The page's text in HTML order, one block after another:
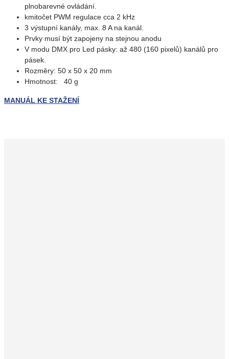
plnobarevné ovládání.
kmitočet PWM regulace cca 2 kHz
3 výstupní kanály, max. 8 A na kanál.
Prvky musí být zapojeny na stejnou anodu
V modu DMX pro Led pásky: až 480 (160 pixelů) kanálů pro
pásek.
Rozměry: 50 x 50 x 20 mm
Hmotnost: 40 g
MANUÁL KE STAŽENÍ